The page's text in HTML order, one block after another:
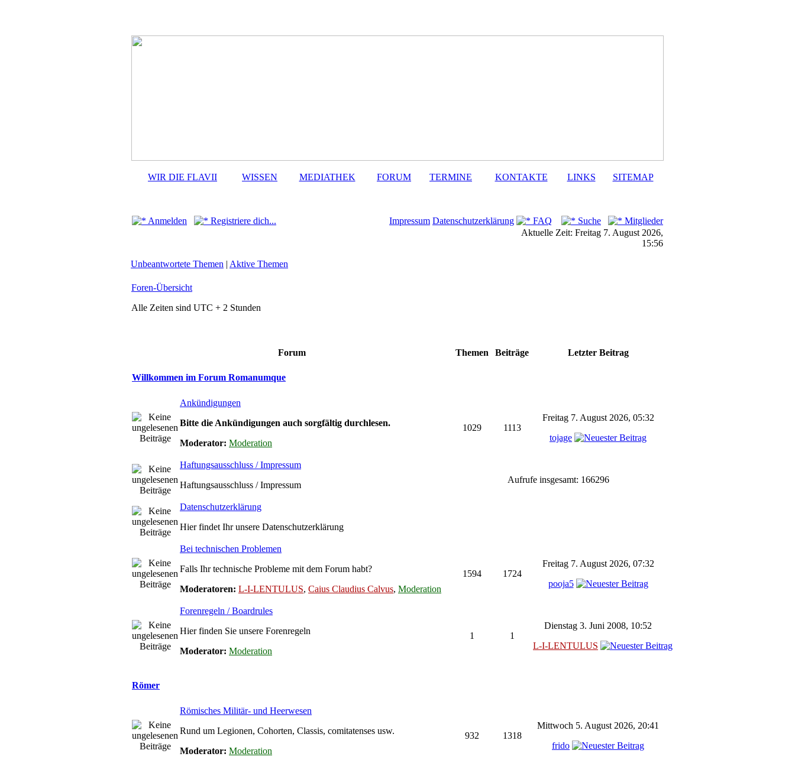
WIR DIE FLAVII WISSEN MEDIATHEK FORUM TERMINE KONTAKTE LINKS SITEMAP
Anmelden Registriere dich... Impressum Datenschutzerklärung FAQ Suche
Mitglieder
Aktuelle Zeit: Freitag 7. August 2026,
15:56
Unbeantwortete Themen | Aktive Themen
Foren-Übersicht
Alle Zeiten sind UTC + 2 Stunden
Forum Themen Beiträge Letzter Beitrag
Willkommen im Forum Romanumque
Ankündigungen
Bitte die Ankündigungen auch sorgfältig durchlesen.
Moderator: Moderation
1029 1113
Freitag 7. August 2026, 05:32
tojage
Haftungsausschluss / Impressum
Haftungsausschluss / Impressum
Aufrufe insgesamt: 166296
Datenschutzerklärung
Hier findet Ihr unsere Datenschutzerklärung
Bei technischen Problemen
Falls Ihr technische Probleme mit dem Forum habt?
Moderatoren: L-I-LENTULUS, Caius Claudius Calvus, Moderation
1594 1724
Freitag 7. August 2026, 07:32
pooja5
Forenregeln / Boardrules
Hier finden Sie unsere Forenregeln
Moderator: Moderation
1 1
Dienstag 3. Juni 2008, 10:52
L-I-LENTULUS
Römer
Römisches Militär- und Heerwesen
Rund um Legionen, Cohorten, Classis, comitatenses usw.
Moderator: Moderation
932 1318
Mittwoch 5. August 2026, 20:41
frido